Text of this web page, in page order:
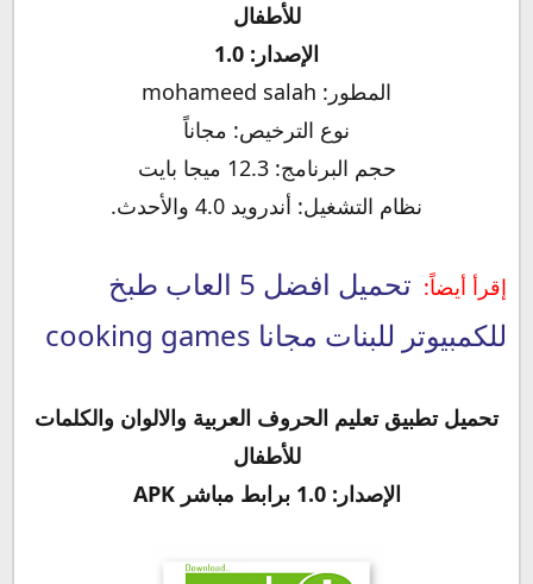
للأطفال
الإصدار: 1.0
المطور: mohameed salah
نوع الترخيص: مجاناً
حجم البرنامج: 12.3 ميجا بايت
نظام التشغيل: أندرويد 4.0 والأحدث.
إقرأ أيضاً:
تحميل افضل 5 العاب طبخ
للكمبيوتر للبنات مجانا cooking games
تحميل تطبيقتعليم الحروف العربية والالوان والكلمات
للأطفال
الإصدار: 1.0
برابط مباشر APK